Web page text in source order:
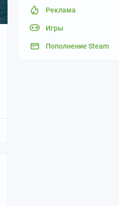
Реклама
Игры
Пополнение Steam